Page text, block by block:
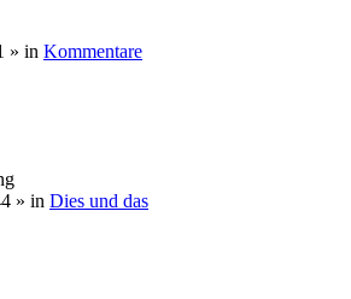
» in Kommentare
» in Dies und das